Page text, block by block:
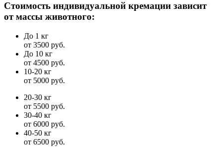
Стоимость индивидуальной кремации зависит
от массы животного:
До 1 кг
от 3500 руб.
До 10 кг
от 4500 руб.
10-20 кг
от 5000 руб.
20-30 кг
от 5500 руб.
30-40 кг
от 6000 руб.
40-50 кг
от 6500 руб.